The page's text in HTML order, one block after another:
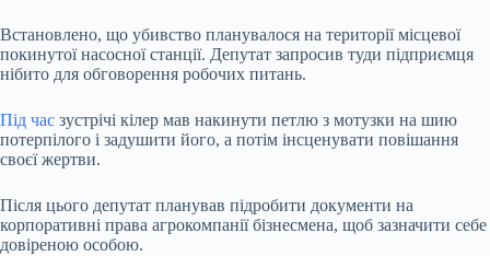
Встановлено, що убивство планувалося на території місцевої
покинутої насосної станції. Депутат запросив туди підприємця
нібито для обговорення робочих питань.
Під час зустрічі кілер мав накинути петлю з мотузки на шию
потерпілого і задушити його, а потім інсценувати повішання
своєї жертви.
Після цього депутат планував підробити документи на
корпоративні права агрокомпанії бізнесмена, щоб зазначити себе
довіреною особою.